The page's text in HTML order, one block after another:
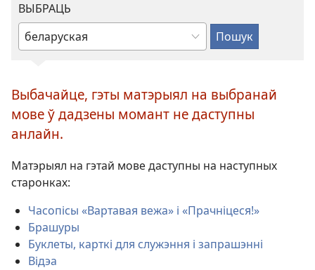
ВЫБРАЦЬ
Увядзіце
мову
Выбачайце, гэты матэрыял на выбранай
мове ў дадзены момант не даступны
анлайн.
Матэрыял на гэтай мове даступны на наступных
старонках:
Часопісы «Вартавая вежа» і «Прачніцеся!»
Брашуры
Буклеты, карткі для служэння і запрашэнні
Відэа